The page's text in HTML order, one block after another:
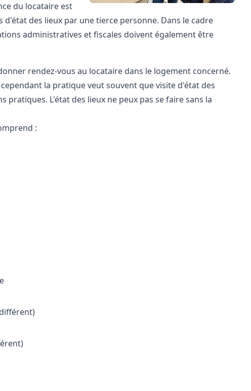
du locataire est
des lieux par une tierce personne. Dans le cadre
administratives et fiscales doivent également être
rendez-vous au locataire dans le logement concerné.
la pratique veut souvent que visite d'état des
pratiques. L'état des lieux ne peux pas se faire sans la
: